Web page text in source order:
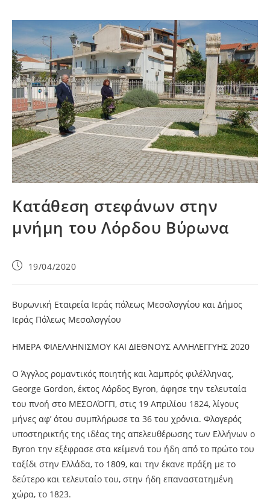
Κατάθεση στεφάνων στην
μνήμη του Λόρδου Βύρωνα
19/04/2020
Βυρωνική Εταιρεία Ιεράς πόλεως Μεσολογγίου και Δήμος
Ιεράς Πόλεως Μεσολογγίου
ΗΜΕΡΑ ΦΙΛΕΛΛΗΝΙΣΜΟΥ ΚΑΙ ΔΙΕΘΝΟΥΣ ΑΛΛΗΛΕΓΓΥΗΣ 2020
Ο Άγγλος ρομαντικός ποιητής και λαμπρός φιλέλληνας,
George Gordon, έκτος Λόρδος Byron, άφησε την τελευταία
του πνοή στο ΜΕΣΟΛΌΓΓΙ, στις 19 Απριλίου 1824, λίγους
μήνες αφ’ ότου συμπλήρωσε τα 36 του χρόνια. Φλογερός
υποστηρικτής της ιδέας της απελευθέρωσης των Ελλήνων ο
Byron την εξέφρασε στα κείμενά του ήδη από το πρώτο του
ταξίδι στην Ελλάδα, το 1809, και την έκανε πράξη με το
δεύτερο και τελευταίο του, στην ήδη επαναστατημένη
χώρα, το 1823.